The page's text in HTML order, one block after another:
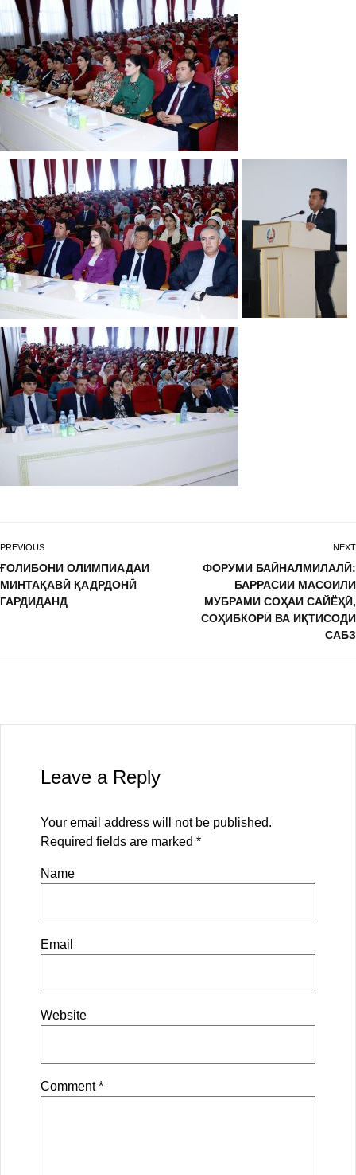
PREVIOUS
ҒОЛИБОНИ ОЛИМПИАДАИ
МИНТАҚАВӢ ҚАДРДОНӢ
ГАРДИДАНД
NEXT
ФОРУМИ БАЙНАЛМИЛАЛӢ:
БАРРАСИИ МАСОИЛИ
МУБРАМИ СОҲАИ САЙЁҲӢ,
СОҲИБКОРӢ ВА ИҚТИСОДИ
САБЗ
Leave a Reply
Your email address will not be published.
Required fields are marked *
Name
Email
Website
Comment*